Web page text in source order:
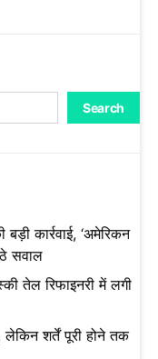
Search
कार्रवाई, ‘अमेरिकन
सवाल
तेल रिफाइनरी में लगी
शर्तें पूरी होने तक